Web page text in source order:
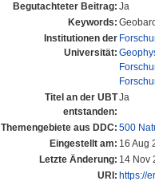
Begutachteter Beitrag: Ja
Keywords:
Institutionen der
Universität:
Titel an der UBT
entstanden:
Ja
Themengebiete aus DDC: 500
Eingestellt am: 16 Aug
Letzte Änderung: 14 Nov
URI: https://